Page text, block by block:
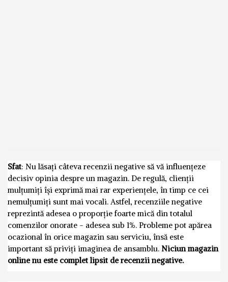
Sfat: Nu lăsați câteva recenzii negative să vă influențeze
decisiv opinia despre un magazin. De regulă, clienții
mulțumiți își exprimă mai rar experiențele, în timp ce cei
nemulțumiți sunt mai vocali. Astfel, recenziile negative
reprezintă adesea o proporție foarte mică din totalul
comenzilor onorate - adesea sub 1%. Probleme pot apărea
ocazional în orice magazin sau serviciu, însă este
important să priviți imaginea de ansamblu. Niciun magazin
online nu este complet lipsit de recenzii negative.